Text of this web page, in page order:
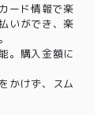
ード情報で楽
いができ、楽
。購入金額に
かけず、スム